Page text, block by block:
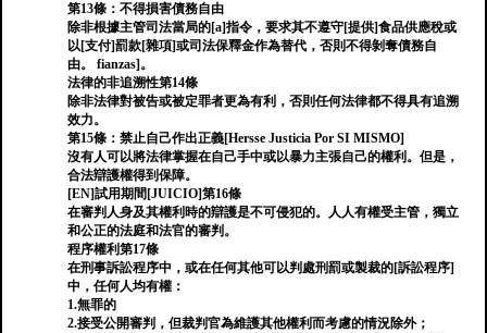
第13條：不得損害債務自由
除非根據主管司法當局的[a]指令，要求其不遵守[提供]食品供應稅或
以[支付]罰款[雜項]或司法保釋金作為替代，否則不得剝奪債務自
由。 fianzas]。
法律的非追溯性第14條
除非法律對被告或被定罪者更為有利，否則任何法律都不得具有追溯
效力。
第15條：禁止自己作出正義[Hersse Justicia Por SI MISMO]
沒有人可以將法律掌握在自己手中或以暴力主張自己的權利。但是，
合法辯護權得到保障。
[EN]試用期間[JUICIO]第16條
在審判人身及其權利時的辯護是不可侵犯的。人人有權受主管，獨立
和公正的法庭和法官的審判。
程序權利第17條
在刑事訴訟程序中，或在任何其他可以判處刑罰或製裁的[訴訟程序]
中，任何人均有權：
1.無罪的
2.接受公開審判，但裁判官為維護其他權利而考慮的情況除外；